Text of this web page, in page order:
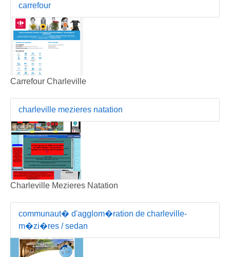
carrefour
Carrefour Charleville
charleville mezieres natation
Charleville Mezieres Natation
communaut� d'agglom�ration de charleville-
m�zi�res / sedan